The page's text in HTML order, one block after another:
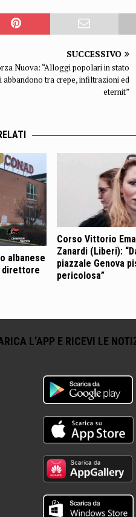
SUCCESSIVO
Nuova: “Alloggi popolari in stato
abbandono tra crepe, infiltrazioni ed
eternit”
albanese
direttore
Corso Vittorio
Zanardi (Liberi):
piazzale Genova
pericolosa”
L’APP E RICEVI LE